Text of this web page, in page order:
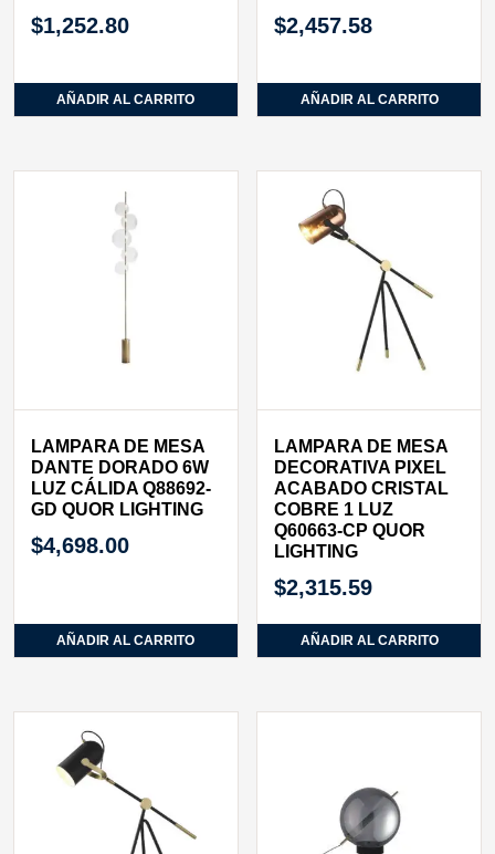
$1,252.80
AÑADIR AL CARRITO
$2,457.58
AÑADIR AL CARRITO
LAMPARA DE MESA
DANTE DORADO 6W
LUZ CÁLIDA Q88692-
GD QUOR LIGHTING
$4,698.00
AÑADIR AL CARRITO
LAMPARA DE MESA
DECORATIVA PIXEL
ACABADO CRISTAL
COBRE 1 LUZ
Q60663-CP QUOR
LIGHTING
$2,315.59
AÑADIR AL CARRITO